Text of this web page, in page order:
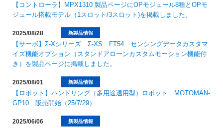
【コントローラ】MPX1310 製品ページにOPモジュール8種とOPモ
ジュール搭載モデル（1スロット/3スロット)を掲載しました。
新製品情報
2025/08/28
【サーボ】Σ-Xシリーズ Σ-XS FT54 センシングデータカスタマ
イズ機能オプション（スタンドアローンカスタムモーション機能付
き）を製品ページに掲載しました。
新製品情報
2025/08/01
【ロボット】ハンドリング（多用途適用型）ロボット MOTOMAN-
GP10 販売開始（25/7/29）
新製品情報
2025/06/06